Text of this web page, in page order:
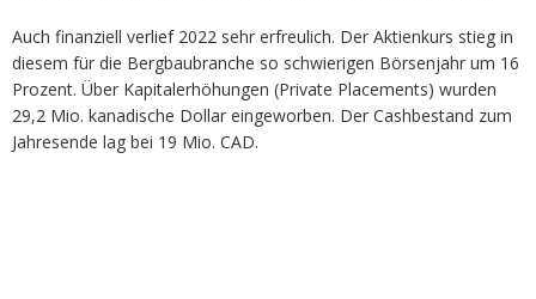
Auch finanziell verlief 2022 sehr erfreulich. Der Aktienkurs stieg in
diesem für die Bergbaubranche so schwierigen Börsenjahr um 16
Prozent. Über Kapitalerhöhungen (Private Placements) wurden
29,2 Mio. kanadische Dollar eingeworben. Der Cashbestand zum
Jahresende lag bei 19 Mio. CAD.